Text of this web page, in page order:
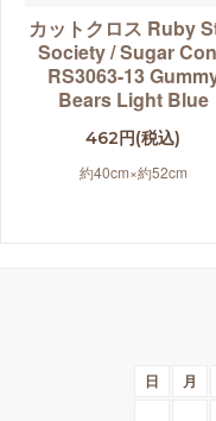
カットクロス Ruby
Society / Sugar
RS3063-13
Bears Light Blue
462円(税込)
約40cm×約52cm
日
月